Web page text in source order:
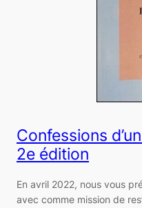
Confessions
2e édition
En avril 2022, nous vous
avec comme mission de